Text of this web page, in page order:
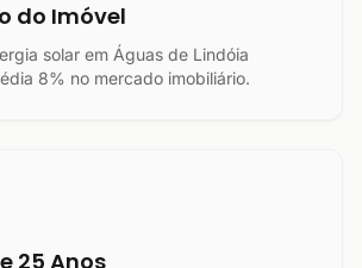
do Imóvel
solar em Águas de Lindóia
8% no mercado imobiliário.
25 Anos